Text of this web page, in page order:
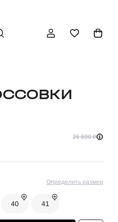
26 690 ₽
Определить размер
40 41